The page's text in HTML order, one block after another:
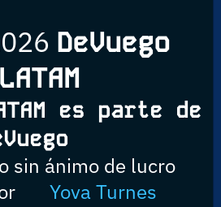
DeVuego
LATAM
es parte de
sin ánimo de lucro
Yova Turnes